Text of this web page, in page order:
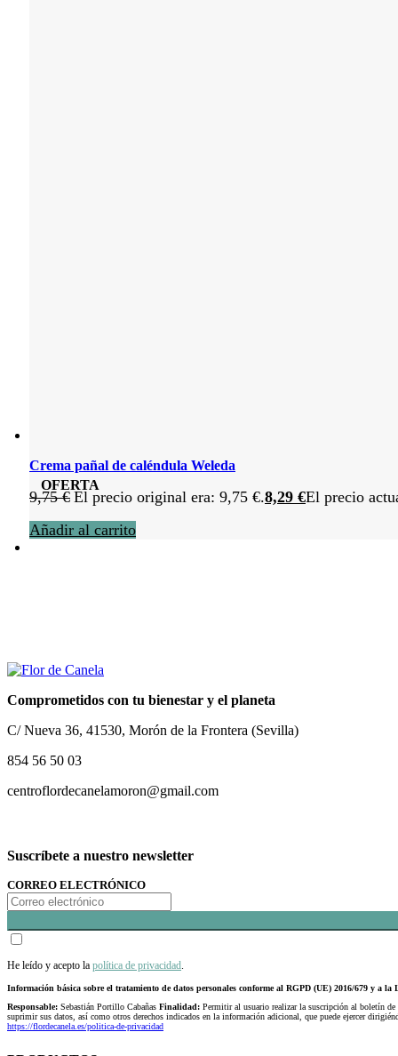
OFERTA
Crema pañal de caléndula Weleda
9,75€ El precio original era: 9,75 €.8,29 €El precio
Añadir al carrito
Comprometidos con tu bienestar y el planeta
C/ Nueva 36, 41530, Morón de la Frontera (Sevilla)
854 56 50 03
centroflordecanelamoron@gmail.com
Suscríbete a nuestro newsletter
CORREO ELECTRÓNICO
He leído y acepto la política de privacidad
Información básica sobre el tratamiento de datos personales conforme al RGPD (UE) 2016/679 y a la
Responsable: Sebastián Portillo Cabañas Finalidad: Permitir al usuario realizar la suscripción al boletín
suprimir sus datos, así como otros derechos indicados en la información adicional, que puede ejercer
https://flordecanela.es/politica-de-privacidad